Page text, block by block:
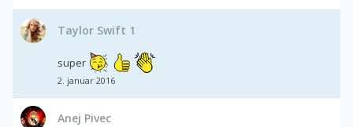
Taylor Swift 1
super
2. januar 2016
Anej Pivec